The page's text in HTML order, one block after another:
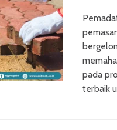
pada
terbaik